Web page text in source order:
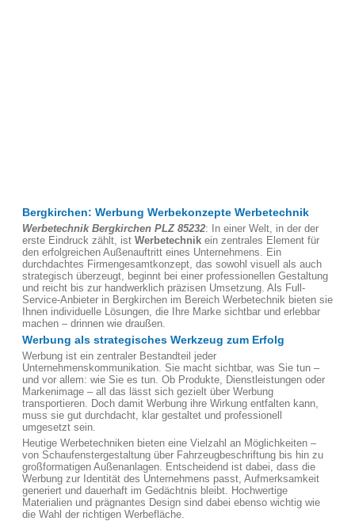
Bergkirchen: Werbung Werbekonzepte Werbetechnik
Werbetechnik Bergkirchen PLZ 85232: In einer Welt, in der der
erste Eindruck zählt, ist Werbetechnik ein zentrales Element für
den erfolgreichen Außenauftritt eines Unternehmens. Ein
durchdachtes Firmengesamtkonzept, das sowohl visuell als auch
strategisch überzeugt, beginnt bei einer professionellen Gestaltung
und reicht bis zur handwerklich präzisen Umsetzung. Als Full-
Service-Anbieter in Bergkirchen im Bereich Werbetechnik bieten sie
Ihnen individuelle Lösungen, die Ihre Marke sichtbar und erlebbar
machen – drinnen wie draußen.
Werbung als strategisches Werkzeug zum Erfolg
Werbung ist ein zentraler Bestandteil jeder
Unternehmenskommunikation. Sie macht sichtbar, was Sie tun –
und vor allem: wie Sie es tun. Ob Produkte, Dienstleistungen oder
Markenimage – all das lässt sich gezielt über Werbung
transportieren. Doch damit Werbung ihre Wirkung entfalten kann,
muss sie gut durchdacht, klar gestaltet und professionell
umgesetzt sein.
Heutige Werbetechniken bieten eine Vielzahl an Möglichkeiten –
von Schaufenstergestaltung über Fahrzeugbeschriftung bis hin zu
großformatigen Außenanlagen. Entscheidend ist dabei, dass die
Werbung zur Identität des Unternehmens passt, Aufmerksamkeit
generiert und dauerhaft im Gedächtnis bleibt. Hochwertige
Materialien und prägnantes Design sind dabei ebenso wichtig wie
die Wahl der richtigen Werbefläche.